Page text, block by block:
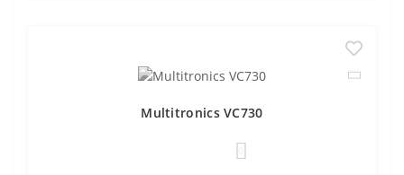
Multitronics VC730